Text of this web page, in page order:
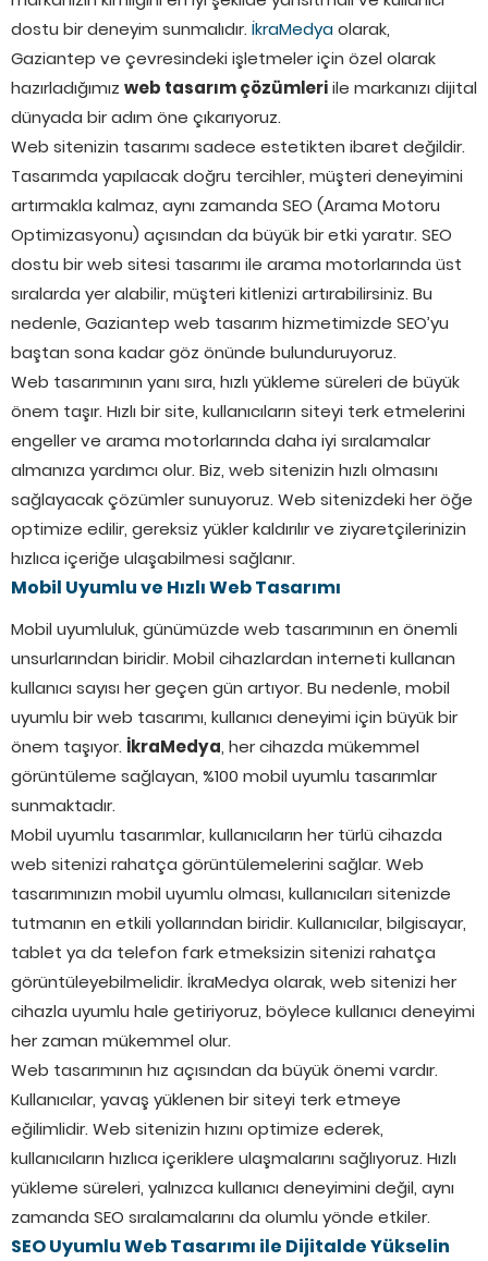
dostu bir deneyim sunmalıdır. İkraMedyaolarak,
Gaziantep ve çevresindeki işletmeler için özel olarak
hazırladığımız web tasarım çözümleriile markanızı dijital
dünyada bir adım öne çıkarıyoruz.
Web sitenizin tasarımı sadece estetikten ibaret değildir.
Tasarımda yapılacak doğru tercihler, müşteri deneyimini
artırmakla kalmaz, aynı zamanda SEO (Arama Motoru
Optimizasyonu) açısından da büyük bir etki yaratır. SEO
dostu bir web sitesi tasarımı ile arama motorlarında üst
sıralarda yer alabilir, müşteri kitlenizi artırabilirsiniz. Bu
nedenle, Gaziantep web tasarım hizmetimizde SEO’yu
baştan sona kadar göz önünde bulunduruyoruz.
Web tasarımının yanı sıra, hızlı yükleme süreleri de büyük
önem taşır. Hızlı bir site, kullanıcıların siteyi terk etmelerini
engeller ve arama motorlarında daha iyi sıralamalar
almanıza yardımcı olur. Biz, web sitenizin hızlı olmasını
sağlayacak çözümler sunuyoruz. Web sitenizdeki her öğe
optimize edilir, gereksiz yükler kaldırılır ve ziyaretçilerinizin
hızlıca içeriğe ulaşabilmesi sağlanır.
Mobil Uyumlu ve Hızlı Web Tasarımı
Mobil uyumluluk, günümüzde web tasarımının en önemli
unsurlarından biridir. Mobil cihazlardan interneti kullanan
kullanıcı sayısı her geçen gün artıyor. Bu nedenle, mobil
uyumlu bir web tasarımı, kullanıcı deneyimi için büyük bir
önem taşıyor. İkraMedya, her cihazda mükemmel
görüntüleme sağlayan, %100 mobil uyumlu tasarımlar
sunmaktadır.
Mobil uyumlu tasarımlar, kullanıcıların her türlü cihazda
web sitenizi rahatça görüntülemelerini sağlar. Web
tasarımınızın mobil uyumlu olması, kullanıcıları sitenizde
tutmanın en etkili yollarından biridir. Kullanıcılar, bilgisayar,
tablet ya da telefon fark etmeksizin sitenizi rahatça
görüntüleyebilmelidir. İkraMedya olarak, web sitenizi her
cihazla uyumlu hale getiriyoruz, böylece kullanıcı deneyimi
her zaman mükemmel olur.
Web tasarımının hız açısından da büyük önemi vardır.
Kullanıcılar, yavaş yüklenen bir siteyi terk etmeye
eğilimlidir. Web sitenizin hızını optimize ederek,
kullanıcıların hızlıca içeriklere ulaşmalarını sağlıyoruz. Hızlı
yükleme süreleri, yalnızca kullanıcı deneyimini değil, aynı
zamanda SEO sıralamalarını da olumlu yönde etkiler.
SEO Uyumlu Web Tasarımı ile Dijitalde Yükselin